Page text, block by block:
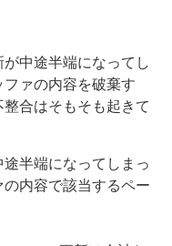
中途半端になってし
ァの内容を破棄す
合はそもそも起きて
半端になってしまっ
内容で該当するペー